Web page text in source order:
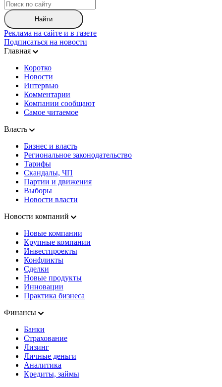
Найти
Реклама на сайте и в газете
Подписаться на новости
Главная
Коротко
Новости
Интервью
Комментарии
Компании сообщают
Самое читаемое
Власть
Бизнес и власть
Региональное законодательство
Тарифы
Скандалы, ЧП
Партии и движения
Выборы
Новости власти
Новости компаний
Новые компании
Крупные компании
Инвестпроекты
Конфликты
Сделки
Новые продукты
Инновации
Практика бизнеса
Финансы
Банки
Страхование
Лизинг
Личные деньги
Аналитика
Кредиты, займы